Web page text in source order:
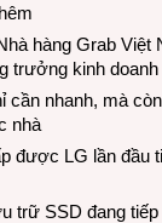
hàng Grab Việt
trưởng kinh doanh
cần nhanh, mà
nhà
được LG lần đầu
trữ SSD đang